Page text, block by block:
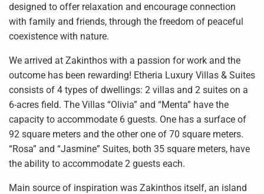
designed to offer relaxation and encourage connection
with family and friends, through the freedom of peaceful
coexistence with nature.
We arrived at Zakinthos with a passion for work and the
outcome has been rewarding! Etheria Luxury Villas & Suites
consists of 4 types of dwellings: 2 villas and 2 suites on a
6-acres field. The Villas “Olivia” and “Menta” have the
capacity to accommodate 6 guests. One has a surface of
92 square meters and the other one of 70 square meters.
“Rosa” and “Jasmine” Suites, both 35 square meters, have
the ability to accommodate 2 guests each.
Main source of inspiration was Zakinthos itself, an island